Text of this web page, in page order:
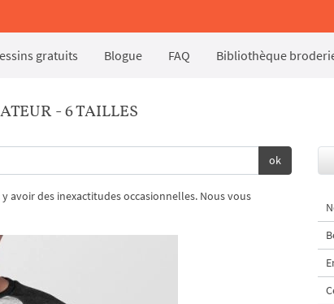
gratuits Blogue FAQ Bibliothèque
- 6 TAILLES
ok
avoir des inexactitudes occasionnelles. Nous vous